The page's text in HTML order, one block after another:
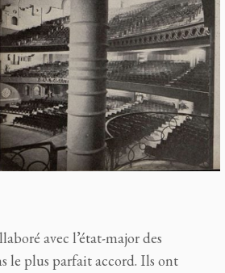
avec l’état-major des
le plus parfait accord. Ils ont